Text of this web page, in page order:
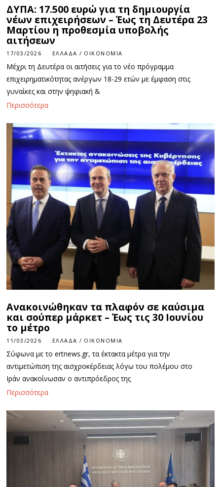
ΔΥΠΑ: 17.500 ευρώ για τη δημιουργία
νέων επιχειρήσεων – Έως τη Δευτέρα 23
Μαρτίου η προθεσμία υποβολής
αιτήσεων
17/03/2026 ΕΛΛΆΔΑ / ΟΙΚΟΝΟΜΊΑ
Μέχρι τη Δευτέρα οι αιτήσεις για το νέο πρόγραμμα
επιχειρηματικότητας ανέργων 18-29 ετών με έμφαση στις
γυναίκες και στην ψηφιακή &
Περισσότερα
Ανακοινώθηκαν τα πλαφόν σε καύσιμα
και σούπερ μάρκετ – Έως τις 30 Ιουνίου
το μέτρο
11/03/2026 ΕΛΛΆΔΑ / ΟΙΚΟΝΟΜΊΑ
Σύφωνα με το ertnews.gr, τα έκτακτα μέτρα για την
αντιμετώπιση της αισχροκέρδειας λόγω του πολέμου στο
Ιράν ανακοίνωσαν ο αντιπρόεδρος της
Περισσότερα